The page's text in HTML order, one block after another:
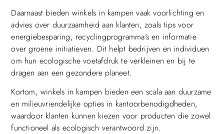
Daarnaast bieden winkels in kampen vaak voorlichting en
advies over duurzaamheid aan klanten, zoals tips voor
energiebesparing, recyclingprogramma’s en informatie
over groene initiatieven. Dit helpt bedrijven en individuen
om hun ecologische voetafdruk te verkleinen en bij te
dragen aan een gezondere planeet.
Kortom, winkels in kampen bieden een scala aan duurzame
en milieuvriendelijke opties in kantoorbenodigdheden,
waardoor klanten kunnen kiezen voor producten die zowel
functioneel als ecologisch verantwoord zijn.